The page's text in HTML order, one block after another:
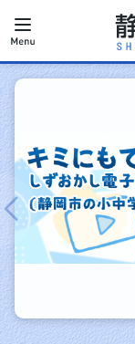
☆静岡市
中！